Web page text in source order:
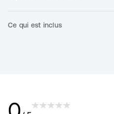
Ce qui est inclus